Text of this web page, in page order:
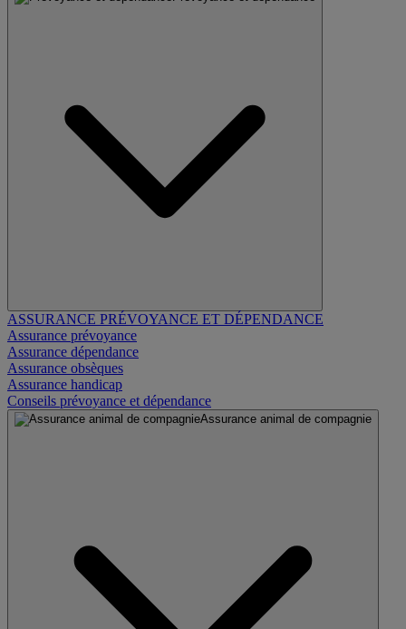
ASSURANCE PRÉVOYANCE ET DÉPENDANCE
Assurance prévoyance
Assurance dépendance
Assurance obsèques
Assurance handicap
Conseils prévoyance et dépendance
Assurance animal de compagnie